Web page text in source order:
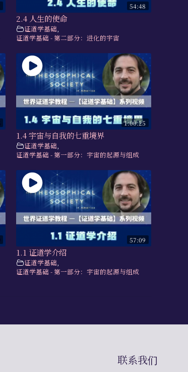
54:48
2.4 人生的使命
证道学基础,
证道学基础 - 第二部分：进化的宇宙
1:00:25
1.4 宇宙与自我的七重境界
证道学基础,
证道学基础 - 第一部分：宇宙的起源与组成
57:09
1.1 证道学介绍
证道学基础,
证道学基础 - 第一部分：宇宙的起源与组成
联系我们